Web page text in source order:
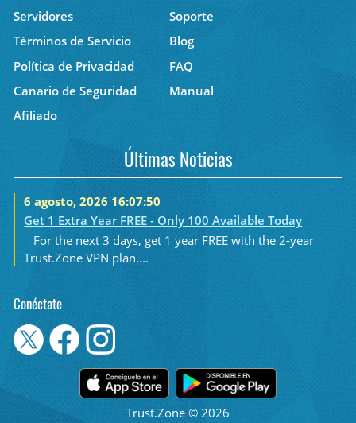
Servidores
Soporte
Términos de Servicio
Blog
Política de Privacidad
FAQ
Canario de Seguridad
Manual
Afiliado
Últimas Noticias
6 agosto, 2026 16:07:50
Get 1 Extra Year FREE - Only 100 Available Today
For the next 3 days, get 1 year FREE with the 2-year
Trust.Zone VPN plan....
Conéctate
Trust.Zone © 2026